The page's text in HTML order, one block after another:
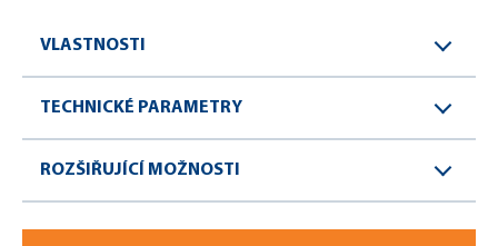
VLASTNOSTI
TECHNICKÉ PARAMETRY
ROZŠIŘUJÍCÍ MOŽNOSTI